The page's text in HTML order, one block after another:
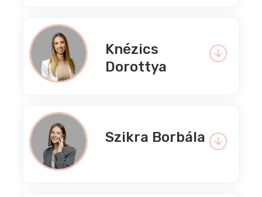
Knézics
Dorottya
Szikra Borbála